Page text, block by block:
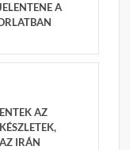
A
AZ
IRÁN